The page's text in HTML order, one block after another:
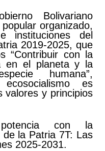
Bolivariano
organizado,
instituciones del
2019-2025, que
“Contribuir con la
en el planeta y la
humana”,
es
valores y principios
con la
la Patria 7T: Las
2025-2031.